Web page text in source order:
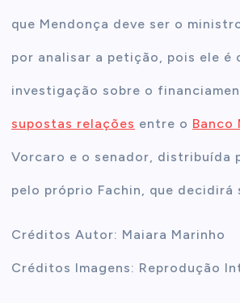
que Mendonça deve ser o
por analisar a petição, pois ele é
investigação sobre o
supostas relações entre o Banco
Vorcaro e o senador, distribuída
pelo próprio Fachin, que decidirá
Créditos Autor: Maiara Marinho
Créditos Imagens: Reprodução